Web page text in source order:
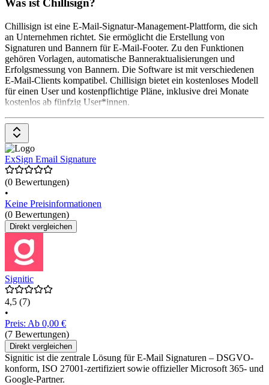
Was ist Chillisign?
Chillisign ist eine E-Mail-Signatur-Management-Plattform, die sich
an Unternehmen richtet. Sie ermöglicht die Erstellung von
Signaturen und Bannern für E-Mail-Footer. Zu den Funktionen
gehören Vorlagen, automatische Banneraktualisierungen und
Erfolgsmessung von Bannern. Die Software ist mit verschiedenen
E-Mail-Clients kompatibel. Chillisign bietet ein kostenloses Modell
für einen User und kostenpflichtige Pläne, inklusive drei Monate
kostenlos ab fünfzig User*innen.
ExSign Email Signature
(0 Bewertungen)
•
Keine Preisinformationen
(0 Bewertungen)
Direkt vergleichen
Signitic
4,5 (7)
•
Preis: Ab 0,00 €
(7 Bewertungen)
Direkt vergleichen
Signitic ist die zentrale Lösung für E-Mail Signaturen – DSGVO-
konform, ISO 27001-zertifiziert sowie offizieller Microsoft 365- und
Google-Partner.